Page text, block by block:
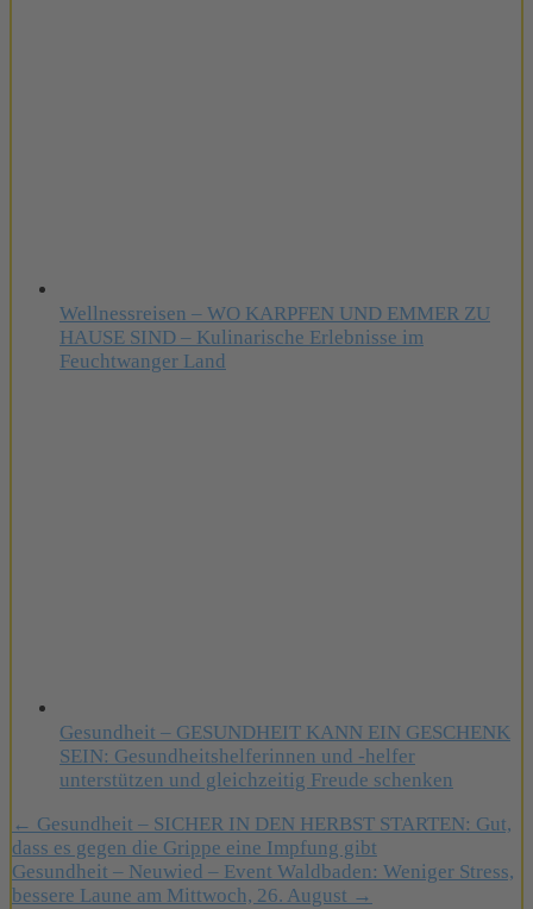
Wellnessreisen – WO KARPFEN UND EMMER ZU
HAUSE SIND – Kulinarische Erlebnisse im
Feuchtwanger Land
Gesundheit – GESUNDHEIT KANN EIN GESCHENK
SEIN: Gesundheitshelferinnen und -helfer
unterstützen und gleichzeitig Freude schenken
Beitragsnavigation
← Gesundheit – SICHER IN DEN HERBST STARTEN: Gut,
dass es gegen die Grippe eine Impfung gibt
Gesundheit – Neuwied – Event Waldbaden: Weniger Stress,
bessere Laune am Mittwoch, 26. August →